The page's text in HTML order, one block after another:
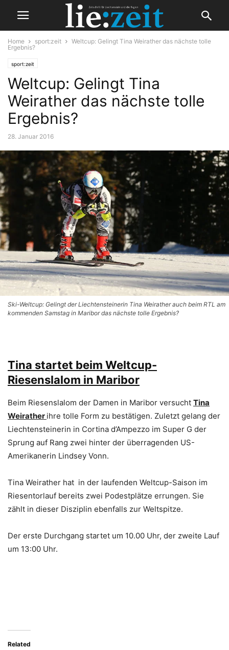
Home sport:zeit
Weltcup: Gelingt Tina Weirather das nächste tolle
Ergebnis?
sport:zeit
Weltcup: Gelingt Tina
Weirather das nächste tolle
Ergebnis?
28. Januar 2016
Ski-Weltcup: Gelingt der Liechtensteinerin Tina Weirather auch beim RTL am
kommenden Samstag in Maribor das nächste tolle Ergebnis?
Tina startet beim Weltcup-
Riesenslalom in Maribor
Beim Riesenslalom der Damen in Maribor versucht Tina
Weirather ihre tolle Form zu bestätigen. Zuletzt gelang der
Liechtensteinerin in Cortina d’Ampezzo im Super G der
Sprung auf Rang zwei hinter der überragenden US-
Amerikanerin Lindsey Vonn.
Tina Weirather hat in der laufenden Weltcup-Saison im
Riesentorlauf bereits zwei Podestplätze errungen. Sie
zählt in dieser Disziplin ebenfalls zur Weltspitze.
Der erste Durchgang startet um 10.00 Uhr, der zweite Lauf
um 13:00 Uhr.
Related